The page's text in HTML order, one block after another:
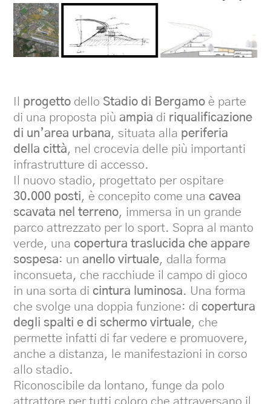
progetto dello Stadio di Bergamo è parte
di una proposta piùampia di riqualificazione
di un’area urbana, situata alla periferia
della città, nel crocevia delle più importanti
infrastrutture di accesso.
Il nuovo stadio, progettato per ospitare
30.000 posti, è concepito come unacavea
scavata nel terreno, immersa in un grande
parco attrezzato per lo sport. Sopra al manto
verde, unacopertura traslucida che appare
sospesa: un anello virtuale, dalla forma
inconsueta, che racchiude il campo di gioco
in una sorta dicintura luminosa. Una forma
che svolge una doppia funzione: dicopertura
degli spalti e di schermo virtuale, che
permette infatti di far vedere e promuovere,
anche a distanza, le manifestazioni in corso
allo stadio.
Riconoscibile da lontano, funge da polo